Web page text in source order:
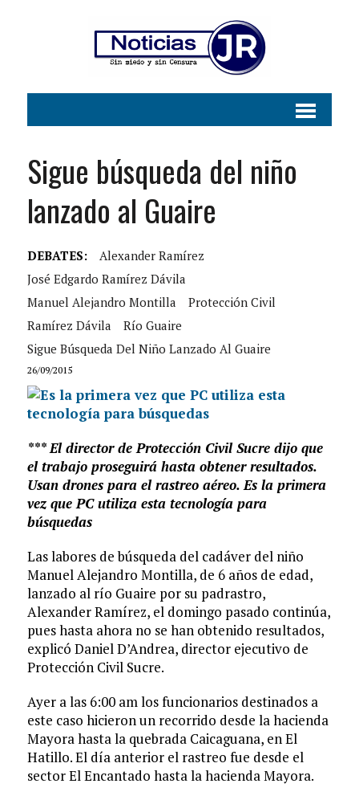
Sigue búsqueda del niño
lanzado al Guaire
DEBATES:
Alexander Ramírez
José Edgardo Ramírez Dávila
Manuel Alejandro Montilla
Protección Civil
Ramírez Dávila
Río Guaire
Sigue Búsqueda Del Niño Lanzado Al Guaire
26/09/2015
*** El director de Protección Civil Sucre dijo que
el trabajo proseguirá hasta obtener resultados.
Usan drones para el rastreo aéreo. Es la primera
vez que PC utiliza esta tecnología para
búsquedas
Las labores de búsqueda del cadáver del niño
Manuel Alejandro Montilla, de 6 años de edad,
lanzado al río Guaire por su padrastro,
Alexander Ramírez, el domingo pasado continúa,
pues hasta ahora no se han obtenido resultados,
explicó Daniel D’Andrea, director ejecutivo de
Protección Civil Sucre.
Ayer a las 6:00 am los funcionarios destinados a
este caso hicieron un recorrido desde la hacienda
Mayora hasta la quebrada Caicaguana, en El
Hatillo. El día anterior el rastreo fue desde el
sector El Encantado hasta la hacienda Mayora.